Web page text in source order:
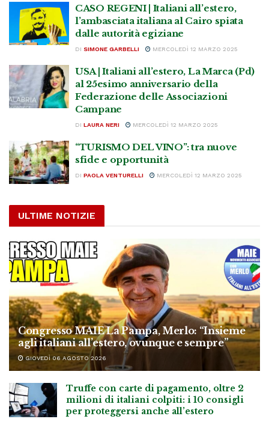
CASO REGENI | Italiani all’estero,
l’ambasciata italiana al Cairo spiata
dalle autorità egiziane
DI SIMONE GARBELLI MERCOLEDÌ 12 MARZO 2025
USA | Italiani all’estero, La Marca (Pd)
al 25esimo anniversario della
Federazione delle Associazioni
Campane
DI LAURA NERI MERCOLEDÌ 12 MARZO 2025
“TURISMO DEL VINO”: tra nuove
sfide e opportunità
DI PAOLA VENTURELLI MERCOLEDÌ 12 MARZO 2025
ULTIME NOTIZIE
Congresso MAIE La Pampa, Merlo: “Insieme
agli italiani all’estero, ovunque e sempre”
GIOVEDÌ 06 AGOSTO 2026
Truffe con carte di pagamento, oltre 2
milioni di italiani colpiti: i 10 consigli
per proteggersi anche all’estero